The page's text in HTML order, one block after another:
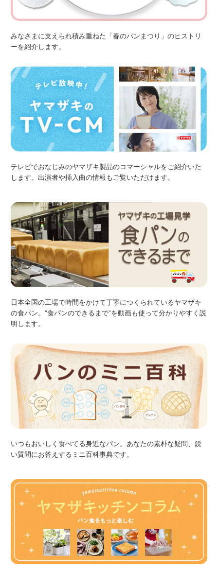
みなさまに支えられ積み重ねた「春のパンまつり」のヒストリ
ーを紹介します。
テレビでおなじみのヤマザキ製品のコマーシャルをご紹介いた
します。出演者や挿入曲の情報もご覧いただけます。
日本全国の工場で時間をかけて丁寧につくられているヤマザキ
の食パン。”食パンのできるまで”を動画も使って分かりやすく説
明します。
いつもおいしく食べてる身近なパン。あなたの素朴な疑問、鋭
い質問にお答えするミニ百科事典です。